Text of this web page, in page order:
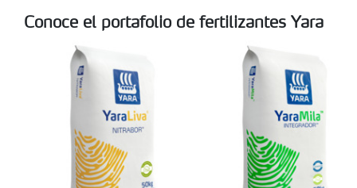
Conoce el portafolio de fertilizantes Yara